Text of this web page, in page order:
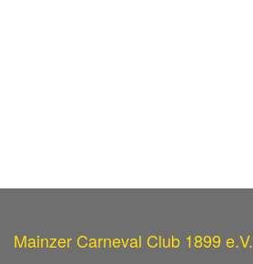
Mainzer Carneval Club 1899 e.V.